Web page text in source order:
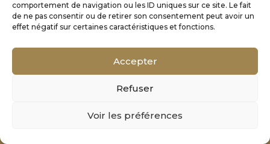
comportement de navigation ou les ID uniques sur ce site. Le fait
de ne pas consentir ou de retirer son consentement peut avoir un
effet négatif sur certaines caractéristiques et fonctions.
Accepter
Refuser
Voir les préférences
Mentions Légales